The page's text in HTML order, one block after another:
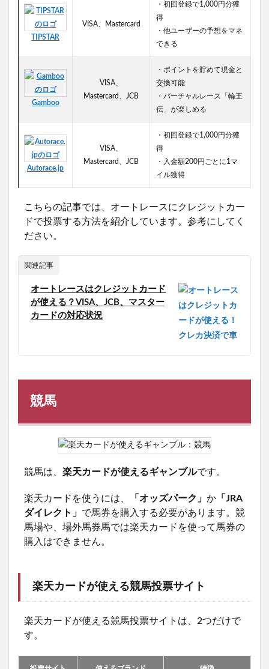
TIPSTAR
VISA、Mastercard
・初回登録で1,000円分獲
得
・他ユーザーの予想をマネ
できる
Gamboo
VISA、
Mastercard、JCB
・ポイントを貯めて現金と
交換可能
・バーチャルレース「輪王
伝」が楽しめる
Autorace.jp
VISA、
Mastercard、JCB
・初回登録で1,000円分獲
得
・入金額200円ごとに1マ
イル獲得
こちらの記事では、オートレースにクレジットカー
ドで投票する方法を紹介しています。参考にしてく
ださい。
関連記事
オートレースはクレジットカード
が使える？VISA、JCB、マスター
カードの対応状況
競馬
競馬は、 楽天カードが使えるギャンブルです。
楽天カードを使うには、 「オッズパーク」 か 「JRA
ダイレクト」 で馬券を購入する必要があります。競
馬場や、場外馬券馬では楽天カードを使って馬券の
購入はできません。
楽天カードが使える競馬投票サイト
楽天カードが使える競馬投票サイトは、2つだけで
す。